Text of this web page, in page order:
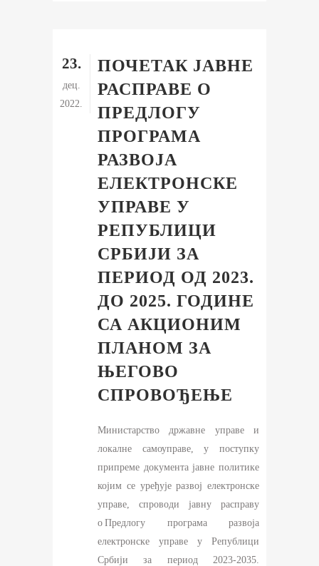
23.
дец.
2022.
ПОЧЕТАК ЈАВНЕ
РАСПРАВЕ О
ПРЕДЛОГУ
ПРОГРАМА
РАЗВОЈА
ЕЛЕКТРОНСКЕ
УПРАВЕ У
РЕПУБЛИЦИ
СРБИЈИ ЗА
ПЕРИОД ОД 2023.
ДО 2025. ГОДИНЕ
СА АКЦИОНИМ
ПЛАНОМ ЗА
ЊЕГОВО
СПРОВОЂЕЊЕ
Министарство државне управе и
локалне самоуправе, у поступку
припреме документа јавне политике
којим се уређује развој електронске
управе, спроводи јавну расправу
о Предлогу програма развоја
електронске управе у Републици
Србији за период 2023-2035.